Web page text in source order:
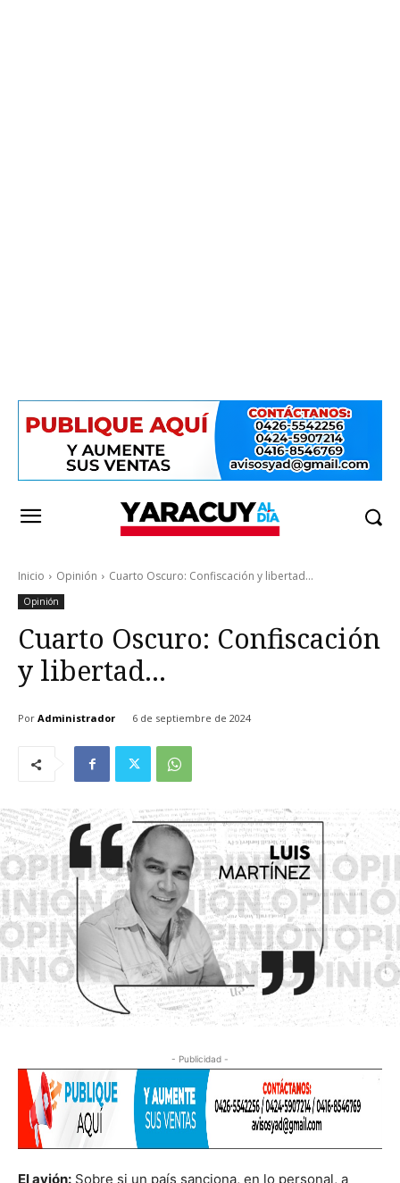
Inicio Opinión Cuarto Oscuro: Confiscación y libertad…
Opinión
Cuarto Oscuro: Confiscación
y libertad…
Por Administrador 6 de septiembre de 2024
- Publicidad -
El avión: Sobre si un país sanciona, en lo personal, a